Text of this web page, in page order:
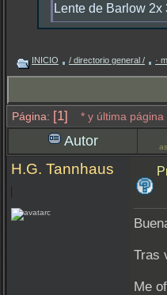
Lente de Barlow
INICIO / directorio general / ·
Página: [1] * y última página
Autor
H.G. Tannhaus
Tras
Me